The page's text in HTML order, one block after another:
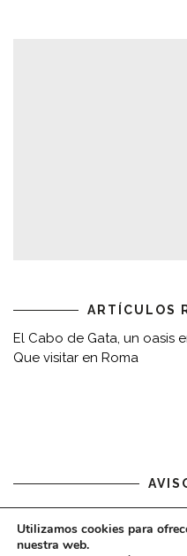
ARTÍCULOS
El Cabo de Gata, un oasis
Que visitar en Roma
Aviso legal
Utilizamos cookies para
nuestra web.